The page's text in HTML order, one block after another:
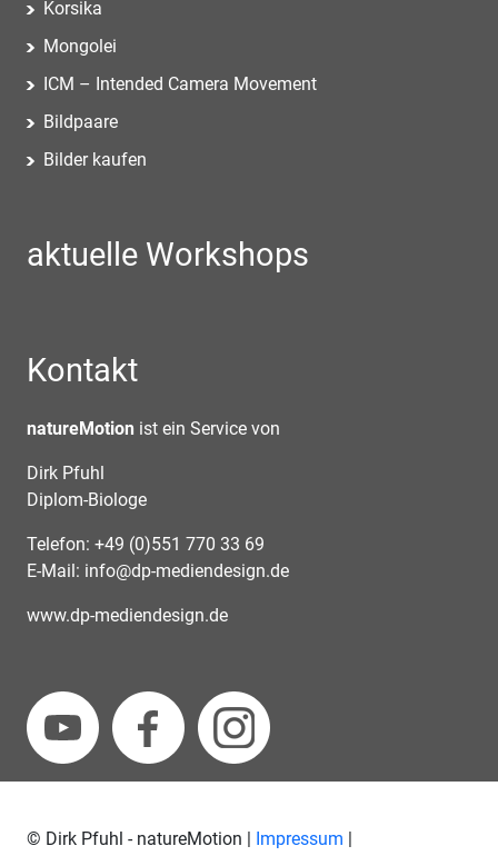
Korsika
Mongolei
ICM – Intended Camera Movement
Bildpaare
Bilder kaufen
aktuelle Workshops
Kontakt
natureMotion ist ein Service von
Dirk Pfuhl
Diplom-Biologe
Telefon: +49 (0)551 770 33 69
E-Mail: info@dp-mediendesign.de
www.dp-mediendesign.de
© Dirk Pfuhl - natureMotion | Impressum |